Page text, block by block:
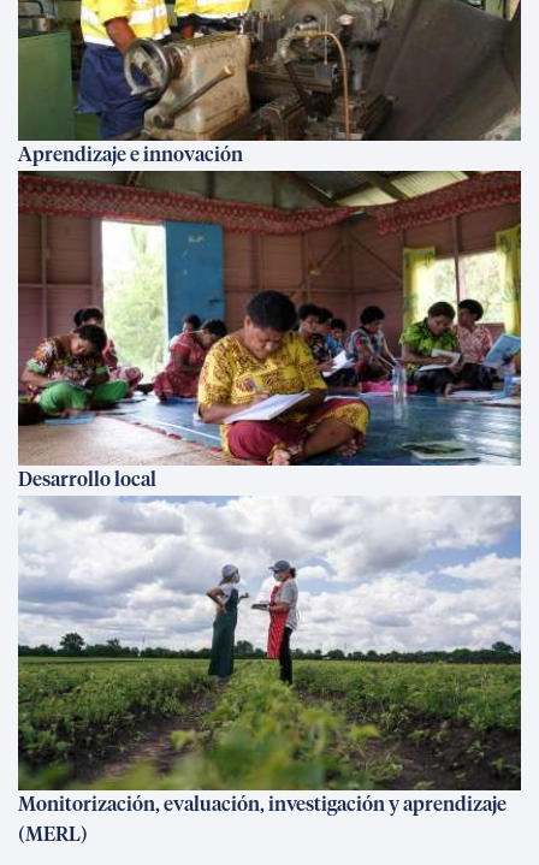
Aprendizaje e innovación
Desarrollo local
Monitorización, evaluación, investigación y aprendizaje
(MERL)